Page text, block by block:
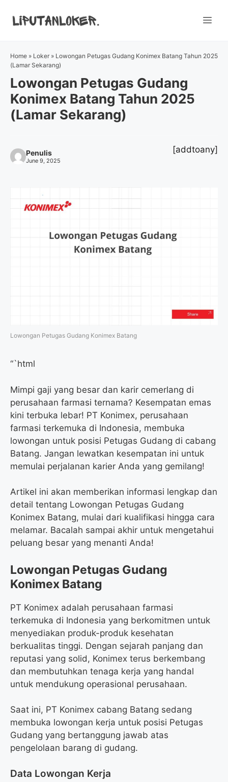
Home » Loker » Lowongan Petugas Gudang Konimex Batang Tahun 2025
(Lamar Sekarang)
Lowongan Petugas Gudang
Konimex Batang Tahun 2025
(Lamar Sekarang)
Penulis
June 9, 2025
[addtoany]
Lowongan Petugas Gudang Konimex Batang
“`html
Mimpi gaji yang besar dan karir cemerlang di
perusahaan farmasi ternama? Kesempatan emas
kini terbuka lebar! PT Konimex, perusahaan
farmasi terkemuka di Indonesia, membuka
lowongan untuk posisi Petugas Gudang di cabang
Batang. Jangan lewatkan kesempatan ini untuk
memulai perjalanan karier Anda yang gemilang!
Artikel ini akan memberikan informasi lengkap dan
detail tentang Lowongan Petugas Gudang
Konimex Batang, mulai dari kualifikasi hingga cara
melamar. Bacalah sampai akhir untuk mengetahui
peluang besar yang menanti Anda!
Lowongan Petugas Gudang
Konimex Batang
PT Konimex adalah perusahaan farmasi
terkemuka di Indonesia yang berkomitmen untuk
menyediakan produk-produk kesehatan
berkualitas tinggi. Dengan sejarah panjang dan
reputasi yang solid, Konimex terus berkembang
dan membutuhkan tenaga kerja yang handal
untuk mendukung operasional perusahaan.
Saat ini, PT Konimex cabang Batang sedang
membuka lowongan kerja untuk posisi Petugas
Gudang yang bertanggung jawab atas
pengelolaan barang di gudang.
Data Lowongan Kerja